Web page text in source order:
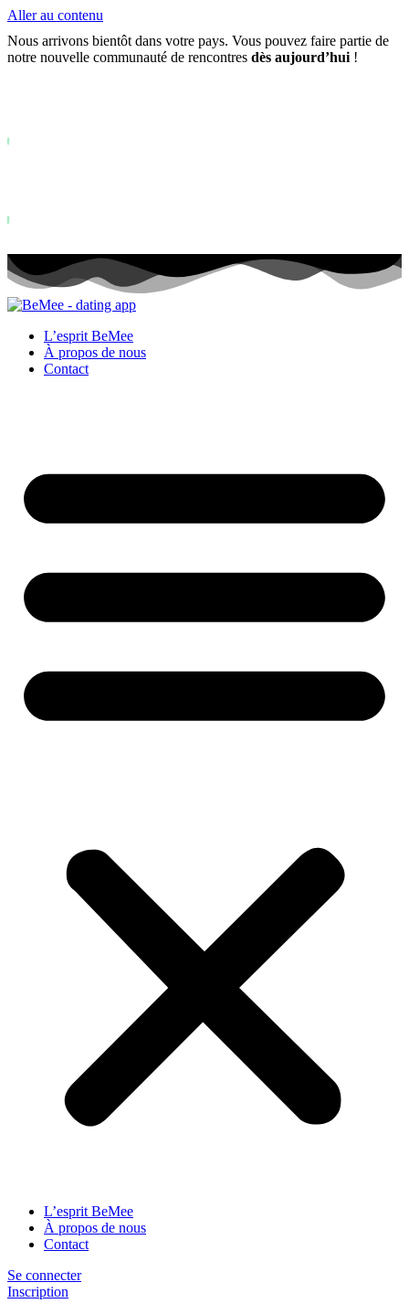
Aller au contenu
Nous arrivons bientôt dans votre pays. Vous pouvez faire partie de
notre nouvelle communauté de rencontres dès aujourd’hui !
https://developers.google.com/analytics/devguides/reporting/data/v1/
L’esprit BeMee
À propos de nous
Contact
L’esprit BeMee
À propos de nous
Contact
Se connecter
Inscription